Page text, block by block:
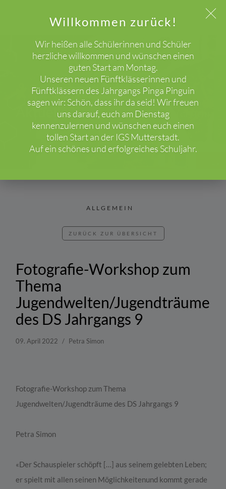
Willkommen zurück!
Wir heißen alle Schülerinnen und Schüler
herzliche willkommen und wünschen einen
guten Start am Montag.
Unseren neuen Fünftklässerinnen und
Fünftklässern des Jahrgangs Pinga Pinguin
sagen wir: Schön, dass ihr da seid! Wir freuen
uns darauf, euch am Dienstag
kennenzulernen und wünschen euch einen
tollen Start an der IGS Mutterstadt.
Auf ein schönes und erfolgreiches Schuljahr.
Aktuelles HOME BLOG ALLGEMEIN
ALLGEMEIN
ZURÜCK ZUR ÜBERSICHT
Fotografie-Workshop zum
Thema
Jugendwelten/Jugendträume
des DS Jahrgangs 9
09. April 2022 Petra Simon
Fotografie-Workshop zum Thema
Jugendwelten/Jugendträumedes DS Jahrgangs 9
Petra Simon
«Der Schauspieler schöpft […] aus seinem gelebten Leben;
er spielt mit allen seinen Möglichkeitenund kommt gerade